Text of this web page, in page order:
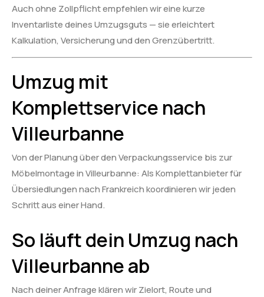
Auch ohne Zollpflicht empfehlen wir eine kurze
Inventarliste deines Umzugsguts — sie erleichtert
Kalkulation, Versicherung und den Grenzübertritt.
Umzug mit
Komplettservice nach
Villeurbanne
Von der Planung über den Verpackungsservice bis zur
Möbelmontage in Villeurbanne: Als Komplettanbieter für
Übersiedlungen nach Frankreich koordinieren wir jeden
Schritt aus einer Hand.
So läuft dein Umzug nach
Villeurbanne ab
Nach deiner Anfrage klären wir Zielort, Route und